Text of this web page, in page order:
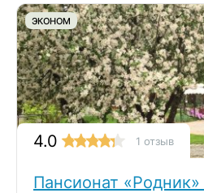
ЭКОНОМ
4.0 1 отзыв
Пансионат